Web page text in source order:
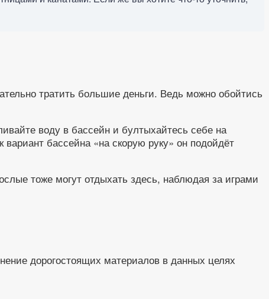
тратить большие деньги. Ведь можно обойтись
воду в бассейн и бултыхайтесь себе на
бассейна «на скорую руку» он подойдёт
тоже могут отдыхать здесь, наблюдая за играми
дорогостоящих материалов в данных целях